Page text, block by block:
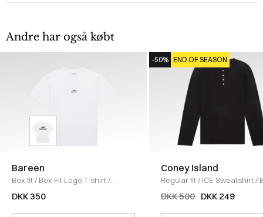
Andre har også købt
Bareen
Box fit/ Box Fit Logo T-shirt/
WHITE
DKK 350
-50% END OF SEASON
Coney Island
Regular fit/ ICE Sweatshirt/
DKK 500 DKK 249